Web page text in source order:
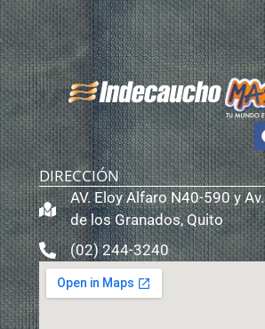
DIRECCIÓN
AV. Eloy Alfaro N40-590 y Av.
de los Granados, Quito
(02) 244-3240